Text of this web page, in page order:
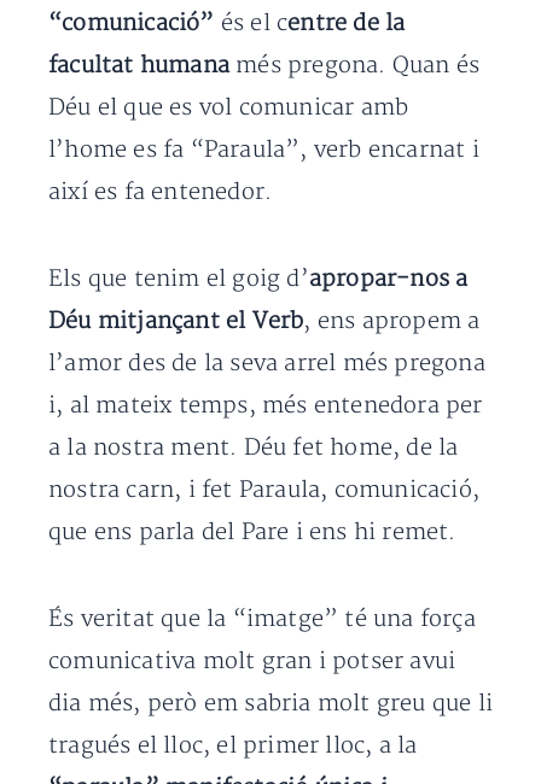
“comunicació” és el centre de la
facultat humanamés pregona. Quan és
Déu el que es vol comunicar amb
l’home es fa “Paraula”, verb encarnat i
així es fa entenedor.
Els que tenim el goig d’apropar-nos a
Déu mitjançant el Verb, ens apropem a
l’amor des de la seva arrel més pregona
i, al mateix temps, més entenedora per
a la nostra ment. Déu fet home, de la
nostra carn, i fet Paraula, comunicació,
que ens parla del Pare i ens hi remet.
És veritat que la “imatge” té una força
comunicativa molt gran i potser avui
dia més, però em sabria molt greu que li
tragués el lloc, el primer lloc, a la